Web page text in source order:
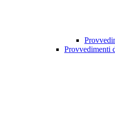
Provvedimenti